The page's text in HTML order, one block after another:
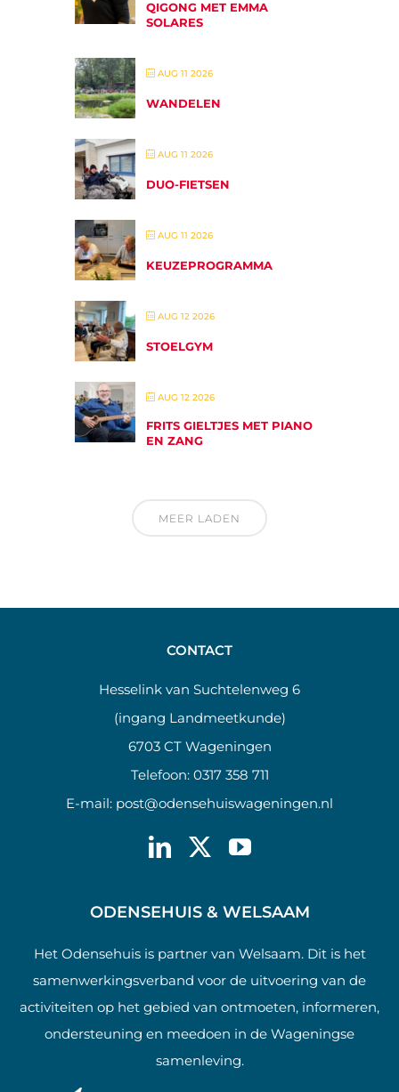
QIGONG MET EMMA
SOLARES
AUG 11 2026
WANDELEN
AUG 11 2026
DUO-FIETSEN
AUG 11 2026
KEUZEPROGRAMMA
AUG 12 2026
STOELGYM
AUG 12 2026
FRITS GIELTJES MET PIANO
EN ZANG
MEER LADEN
CONTACT
Hesselink van Suchtelenweg 6
(ingang Landmeetkunde)
6703 CT Wageningen
Telefoon: 0317 358 711
E-mail: post@odensehuiswageningen.nl
ODENSEHUIS & WELSAAM
Het Odensehuis is partner van Welsaam. Dit is het
samenwerkingsverband voor de uitvoering van de
activiteiten op het gebied van ontmoeten, informeren,
ondersteuning en meedoen in de Wageningse
samenleving.